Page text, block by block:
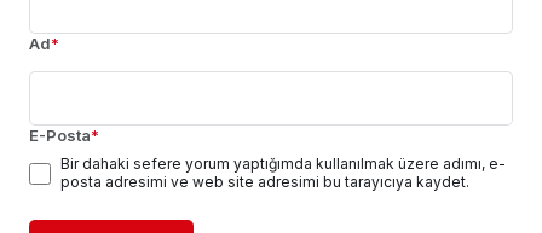
Ad*
E-Posta*
Bir dahaki sefere yorum yaptığımda kullanılmak üzere adımı, e-
posta adresimi ve web site adresimi bu tarayıcıya kaydet.